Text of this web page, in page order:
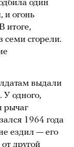
один
и огонь
итоге,
семи сгорели.
выдали
У одного,
рычаг
1964 года
ездил — его
другой